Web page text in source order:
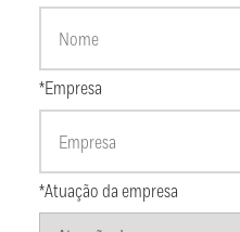
*Empresa
*Atuação da empresa